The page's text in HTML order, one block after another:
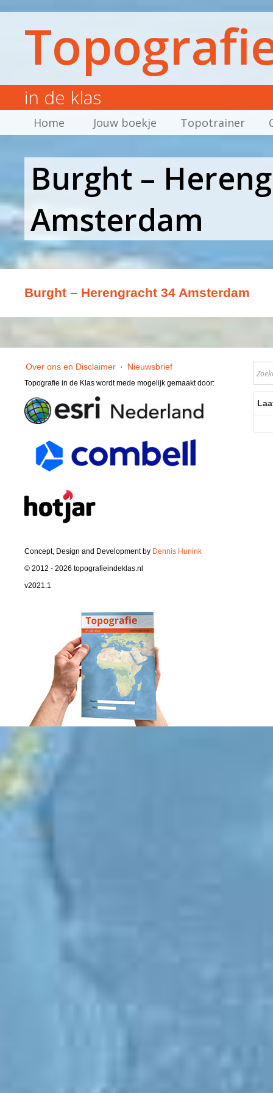
in de klas
Home Jouw boekje Topotrainer
Burght –
Amsterdam
Burght – Herengracht 34 Amsterdam
Over ons en Disclaimer · Nieuwsbrief
Topografie in de Klas wordt mede mogelijk gemaakt door:
Concept, Design and Development by Dennis Hunink
© 2012 - 2026 topografieindeklas.nl
v2021.1